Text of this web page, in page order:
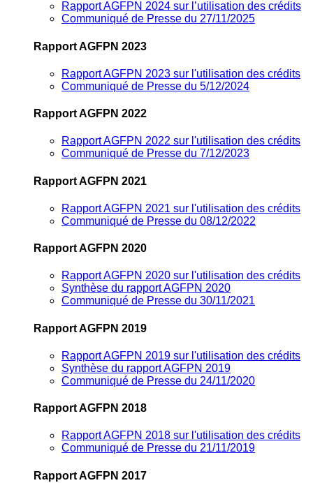
Rapport AGFPN 2024 sur l’utilisation des crédits
Communiqué de Presse du 27/11/2025
Rapport AGFPN 2023
Rapport AGFPN 2023 sur l'utilisation des crédits
Communiqué de Presse du 5/12/2024
Rapport AGFPN 2022
Rapport AGFPN 2022 sur l'utilisation des crédits
Communiqué de Presse du 7/12/2023
Rapport AGFPN 2021
Rapport AGFPN 2021 sur l'utilisation des crédits
Communiqué de Presse du 08/12/2022
Rapport AGFPN 2020
Rapport AGFPN 2020 sur l'utilisation des crédits
Synthèse du rapport AGFPN 2020
Communiqué de Presse du 30/11/2021
Rapport AGFPN 2019
Rapport AGFPN 2019 sur l'utilisation des crédits
Synthèse du rapport AGFPN 2019
Communiqué de Presse du 24/11/2020
Rapport AGFPN 2018
Rapport AGFPN 2018 sur l'utilisation des crédits
Communiqué de Presse du 21/11/2019
Rapport AGFPN 2017